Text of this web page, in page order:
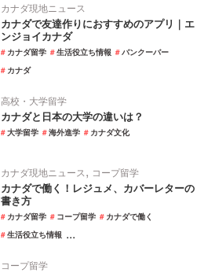
カナダ現地ニュース
カナダで友達作りにおすすめのアプリ｜エ
ンジョイカナダ
カナダ留学 生活役立ち情報
バンクーバー
カナダ
高校・大学留学
カナダと日本の大学の違いは？
大学留学 海外進学 カナダ文化
カナダ現地ニュース, コープ留学
カナダで働く！レジュメ、カバーレターの
書き方
カナダ留学 コープ留学
カナダで働く
生活役立ち情報 ...
コープ留学